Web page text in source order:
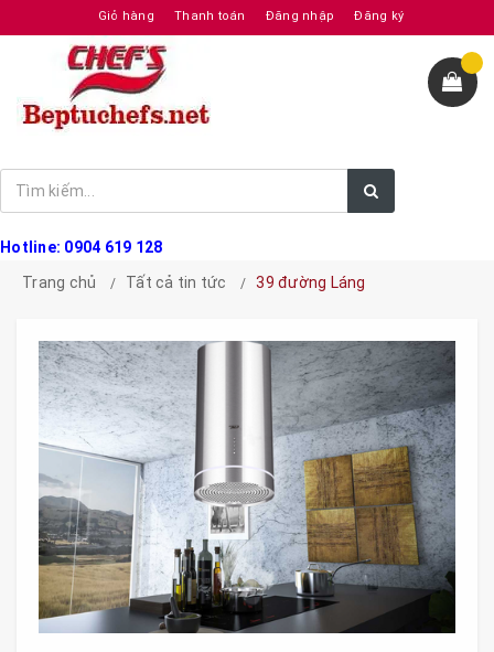
Giỏ hàng Thanh toán Đăng nhập Đăng ký
Hotline: 0904 619 128
Trang chủ
Tất cả tin tức 39 đường Láng